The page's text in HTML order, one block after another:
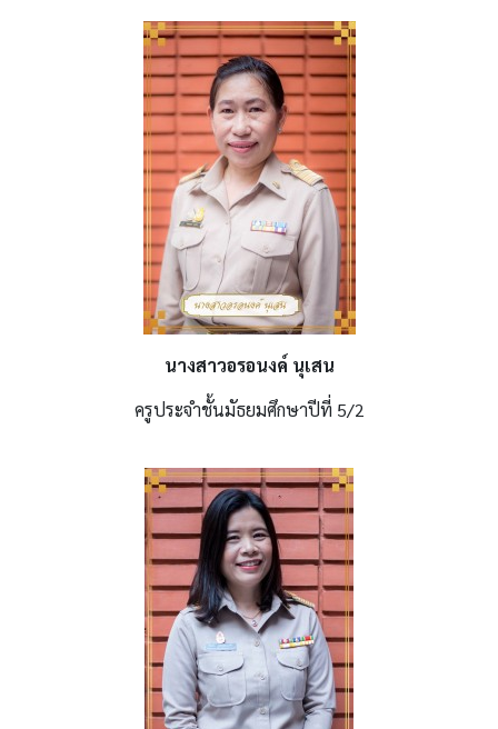
นางสาวอรอนงค์ นุเสน
ครูประจำชั้นมัธยมศึกษาปีที่ 5/2